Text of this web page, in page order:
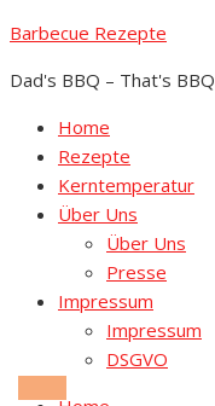
Skip
content
Barbecue Rezepte
Dad's BBQ – That's BBQ
Home
Rezepte
Kerntemperatur
Über Uns
Über Uns
Presse
Impressum
Impressum
DSGVO